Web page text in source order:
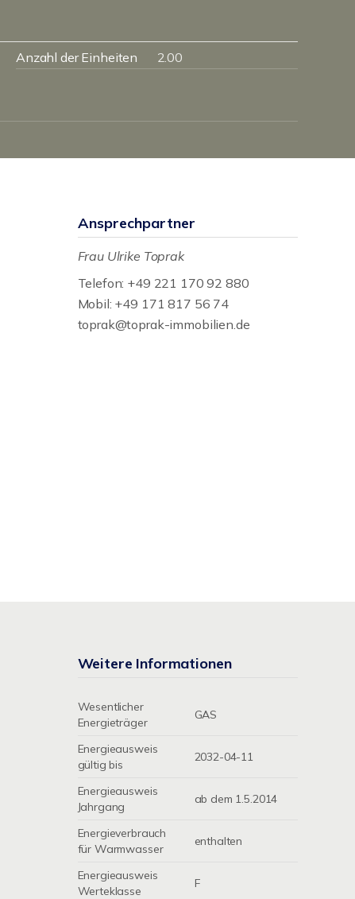
Anzahl der Einheiten
2.00
Ansprechpartner
Frau Ulrike Toprak
Telefon: +49 221 170 92 880
Mobil: +49 171 817 56 74
toprak@toprak-immobilien.de
Weitere Informationen
Wesentlicher
Energieträger
GAS
Energieausweis
gültig bis
2032-04-11
Energieausweis
Jahrgang
ab dem 1.5.2014
Energieverbrauch
für Warmwasser
enthalten
Energieausweis
Werteklasse
F